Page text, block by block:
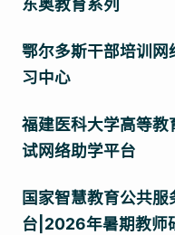
鄂尔多斯干部培训网
习中心
福建医科大学高等教
试网络助学平台
国家智慧教育公共服
台|2026年暑期教师